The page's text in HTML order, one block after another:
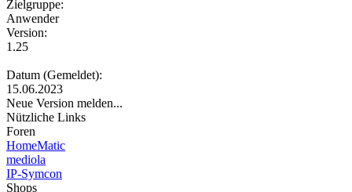
Zielgruppe:
Anwender
Version:
1.25
Datum (Gemeldet):
15.06.2023
Neue Version melden...
Nützliche Links
Foren
HomeMatic
mediola
IP-Symcon
Shops